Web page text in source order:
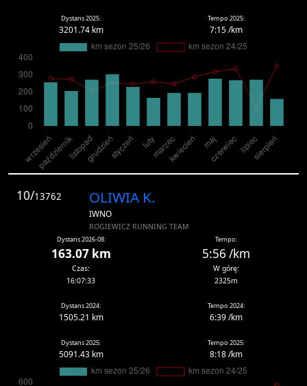
Dystans 2025:
3201.74 km
Tempo 2025:
7:15 /km
10/13762 OLIWIA K.
IWNO
ROGIEWICZ RUNNING TEAM
Dystans 2026-08:
163.07 km
Tempo:
5:56 /km
Czas:
16:07:33
W górę:
2325m
Dystans 2024:
1505.21 km
Tempo 2024:
6:39 /km
Dystans 2025:
5091.43 km
Tempo 2025:
8:18 /km